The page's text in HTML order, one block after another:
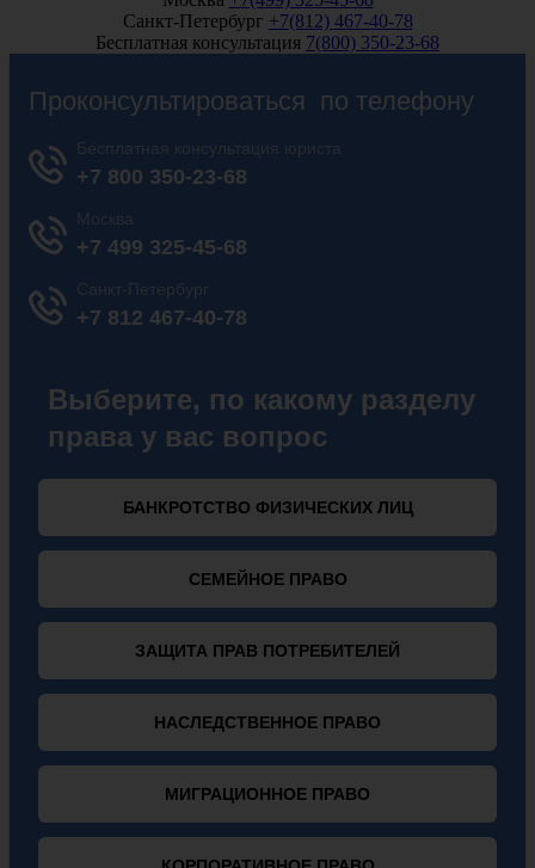
Санкт-Петербург +7(812) 467-40-78
Бесплатная консультация 7(800) 350-23-68